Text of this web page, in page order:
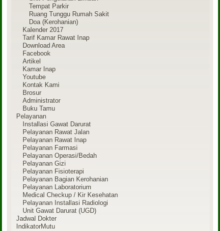
Tempat Parkir
Ruang Tunggu Rumah Sakit
Doa (Kerohanian)
Kalender 2017
Tarif Kamar Rawat Inap
Download Area
Facebook
Artikel
Kamar Inap
Youtube
Kontak Kami
Brosur
Administrator
Buku Tamu
Pelayanan
Installasi Gawat Darurat
Pelayanan Rawat Jalan
Pelayanan Rawat Inap
Pelayanan Farmasi
Pelayanan Operasi/Bedah
Pelayanan Gizi
Pelayanan Fisioterapi
Pelayanan Bagian Kerohanian
Pelayanan Laboratorium
Medical Checkup / Kir Kesehatan
Pelayanan Installasi Radiologi
Unit Gawat Darurat (UGD)
Jadwal Dokter
IndikatorMutu